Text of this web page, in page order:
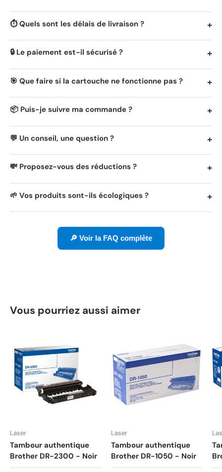
⏱️ Quels sont les délais de livraison ?
🔒 Le paiement est-il sécurisé ?
🎯 Que faire si la cartouche ne fonctionne pas ?
📦 Puis-je suivre ma commande ?
💬 Un conseil, une question ?
💸 Proposez-vous des réductions ?
🌱 Vos produits sont-ils écologiques ?
🔎 Voir la FAQ complète
Vous pourriez aussi aimer
Laser
Tambour authentique
Brother DR-2300 - Noir
Laser
Tambour authentique
Brother DR-1050 - Noir